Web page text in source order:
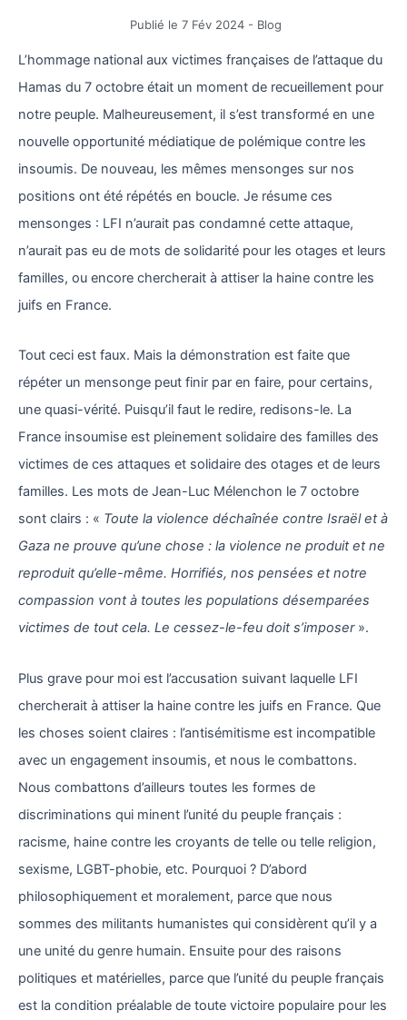
Publié le 7 Fév 2024 - Blog
L’hommage national aux victimes françaises de l’attaque du
Hamas du 7 octobre était un moment de recueillement pour
notre peuple. Malheureusement, il s’est transformé en une
nouvelle opportunité médiatique de polémique contre les
insoumis. De nouveau, les mêmes mensonges sur nos
positions ont été répétés en boucle. Je résume ces
mensonges : LFI n’aurait pas condamné cette attaque,
n’aurait pas eu de mots de solidarité pour les otages et leurs
familles, ou encore chercherait à attiser la haine contre les
juifs en France.
Tout ceci est faux. Mais la démonstration est faite que
répéter un mensonge peut finir par en faire, pour certains,
une quasi-vérité. Puisqu’il faut le redire, redisons-le. La
France insoumise est pleinement solidaire des familles des
victimes de ces attaques et solidaire des otages et de leurs
familles. Les mots de Jean-Luc Mélenchon le 7 octobre
sont clairs : « Toute la violence déchaînée contre Israël et à
Gaza ne prouve qu’une chose : la violence ne produit et ne
reproduit qu’elle-même. Horrifiés, nos pensées et notre
compassion vont à toutes les populations désemparées
victimes de tout cela. Le cessez-le-feu doit s’imposer».
Plus grave pour moi est l’accusation suivant laquelle LFI
chercherait à attiser la haine contre les juifs en France. Que
les choses soient claires : l’antisémitisme est incompatible
avec un engagement insoumis, et nous le combattons.
Nous combattons d’ailleurs toutes les formes de
discriminations qui minent l’unité du peuple français :
racisme, haine contre les croyants de telle ou telle religion,
sexisme, LGBT-phobie, etc. Pourquoi ? D’abord
philosophiquement et moralement, parce que nous
sommes des militants humanistes qui considèrent qu’il y a
une unité du genre humain. Ensuite pour des raisons
politiques et matérielles, parce que l’unité du peuple français
est la condition préalable de toute victoire populaire pour les